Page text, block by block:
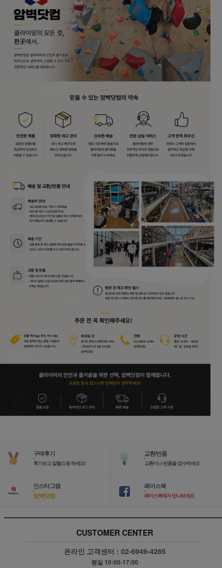
구매후기
-
후기쓰고 알뜰쇼핑 하세요!
교환/반품
-
교환이나 반품을 접수하세요
인스타그램
-
암벽닷컴
페이스북
-
페이스북에서 만나보세요
CUSTOMER CENTER
온라인 고객센터 :02-6949-4285
평일 10:00-17:00